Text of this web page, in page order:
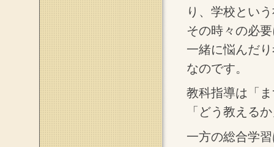
り、学校とい
その時々の必
一緒に悩んだ
なのです。
教科指導は「
「どう教える
一方の総合学